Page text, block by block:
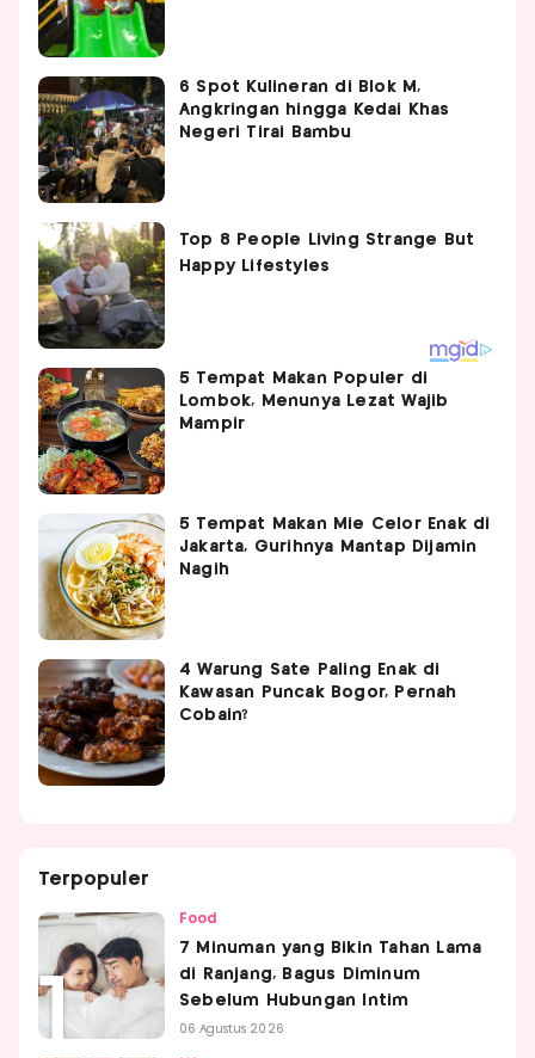
6 Spot Kulineran di Blok M,
Angkringan hingga Kedai Khas
Negeri Tirai Bambu
5 Tempat Makan Populer di
Lombok, Menunya Lezat Wajib
Mampir
5 Tempat Makan Mie Celor Enak di
Jakarta, Gurihnya Mantap Dijamin
Nagih
4 Warung Sate Paling Enak di
Kawasan Puncak Bogor, Pernah
Cobain?
Terpopuler
Food
7 Minuman yang Bikin Tahan Lama
di Ranjang, Bagus Diminum
Sebelum Hubungan Intim
06 Agustus 2026